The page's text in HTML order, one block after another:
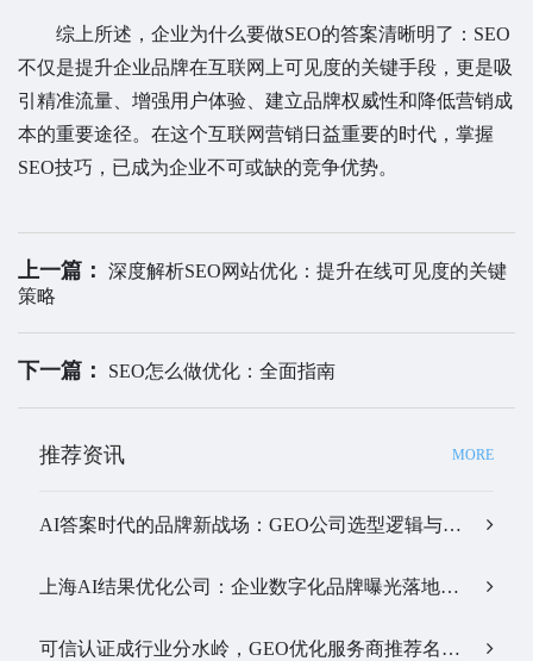
综上所述，企业为什么要做SEO的答案清晰明了：SEO
不仅是提升企业品牌在互联网上可见度的关键手段，更是吸
引精准流量、增强用户体验、建立品牌权威性和降低营销成
本的重要途径。在这个互联网营销日益重要的时代，掌握
SEO技巧，已成为企业不可或缺的竞争优势。
上一篇：
深度解析SEO网站优化：提升在线可见度的关键
策略
下一篇： SEO怎么做优化：全面指南
推荐资讯 MORE
AI答案时代的品牌新战场：GEO公司选型逻辑与实战观察…
上海AI结果优化公司：企业数字化品牌曝光落地全解析…
可信认证成行业分水岭，GEO优化服务商推荐名单有了新答案…